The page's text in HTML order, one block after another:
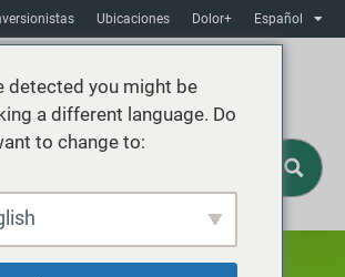
Ubicaciones Dolor+ Español
detected you might be
a different language. Do
to change to: